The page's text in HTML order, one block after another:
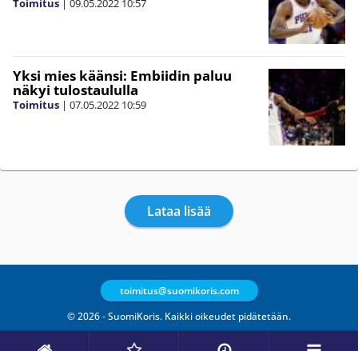
Yksi mies käänsi: Embiidin paluu
näkyi tulostaululla
Toimitus | 07.05.2022 10:59
Lataa lisää
© 2026 - SuomiKoris. Kaikki oikeudet pidätetään.
toimitus@suomikoris.com